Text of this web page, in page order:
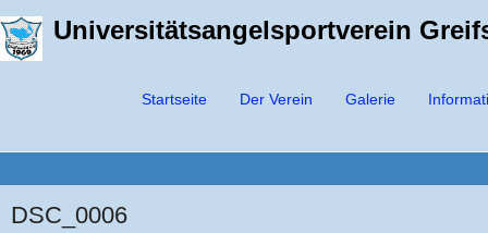
Universitätsangelsportverein
Primärmenü
Zum Inhalt springen
Startseite Der Verein Galerie
DSC_0006